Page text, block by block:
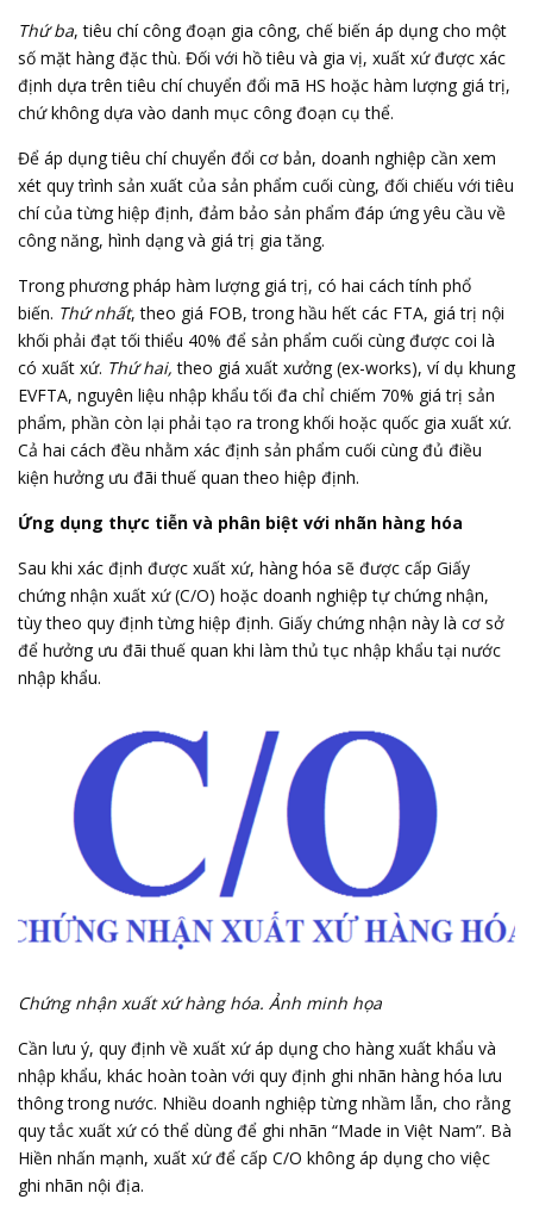
Thứ ba, tiêu chí công đoạn gia công, chế biến áp dụng cho một
số mặt hàng đặc thù. Đối với hồ tiêu và gia vị, xuất xứ được xác
định dựa trên tiêu chí chuyển đổi mã HS hoặc hàm lượng giá trị,
chứ không dựa vào danh mục công đoạn cụ thể.
Để áp dụng tiêu chí chuyển đổi cơ bản, doanh nghiệp cần xem
xét quy trình sản xuất của sản phẩm cuối cùng, đối chiếu với tiêu
chí của từng hiệp định, đảm bảo sản phẩm đáp ứng yêu cầu về
công năng, hình dạng và giá trị gia tăng.
Trong phương pháp hàm lượng giá trị, có hai cách tính phổ
biến. Thứ nhất, theo giá FOB, trong hầu hết các FTA, giá trị nội
khối phải đạt tối thiểu 40% để sản phẩm cuối cùng được coi là
có xuất xứ. Thứ hai, theo giá xuất xưởng (ex-works), ví dụ khung
EVFTA, nguyên liệu nhập khẩu tối đa chỉ chiếm 70% giá trị sản
phẩm, phần còn lại phải tạo ra trong khối hoặc quốc gia xuất xứ.
Cả hai cách đều nhằm xác định sản phẩm cuối cùng đủ điều
kiện hưởng ưu đãi thuế quan theo hiệp định.
Ứng dụng thực tiễn và phân biệt với nhãn hàng hóa
Sau khi xác định được xuất xứ, hàng hóa sẽ được cấp Giấy
chứng nhận xuất xứ (C/O) hoặc doanh nghiệp tự chứng nhận,
tùy theo quy định từng hiệp định. Giấy chứng nhận này là cơ sở
để hưởng ưu đãi thuế quan khi làm thủ tục nhập khẩu tại nước
nhập khẩu.
Chứng nhận xuất xứ hàng hóa. Ảnh minh họa
Cần lưu ý, quy định về xuất xứ áp dụng cho hàng xuất khẩu và
nhập khẩu, khác hoàn toàn với quy định ghi nhãn hàng hóa lưu
thông trong nước. Nhiều doanh nghiệp từng nhầm lẫn, cho rằng
quy tắc xuất xứ có thể dùng để ghi nhãn “Made in Việt Nam”. Bà
Hiền nhấn mạnh, xuất xứ để cấp C/O không áp dụng cho việc
ghi nhãn nội địa.